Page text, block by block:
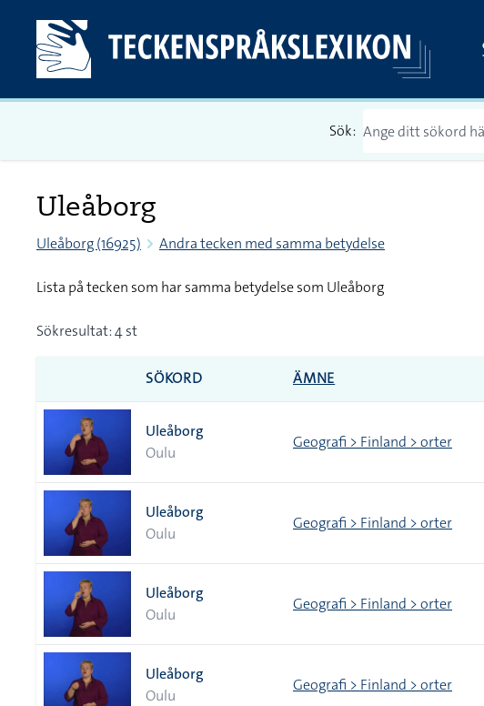
Sök:
Uleåborg
Uleåborg (16925) Andra tecken med samma betydelse
Lista på tecken som har samma betydelse som Uleåborg
Sökresultat: 4 st
SÖKORD ÄMNE
Uleåborg
Oulu
Geografi > Finland > orter
Uleåborg
Oulu
Geografi > Finland > orter
Uleåborg
Oulu
Geografi > Finland > orter
Uleåborg
Oulu
Geografi > Finland > orter